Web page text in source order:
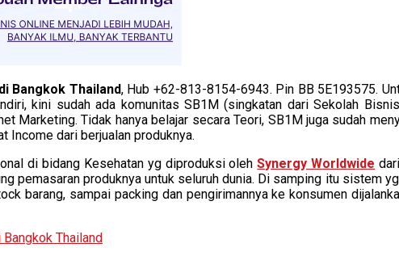
Bangkok Thailand, Hub +62-813-8154-6943. Pin BB 5E193575.
kini sudah ada komunitas SB1M (singkatan dari Sekolah
Marketing. Tidak hanya belajar secara Teori, SB1M juga sudah
Income dari berjualan produknya.
di bidang Kesehatan yg diproduksi olehSynergy Worldwide
pemasaran produknya untuk seluruh dunia. Di samping itu sistem
barang, sampai packing dan pengirimannya ke konsumen